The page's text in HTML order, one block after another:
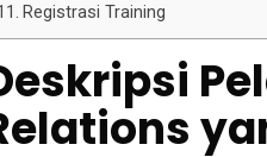
Registrasi Training